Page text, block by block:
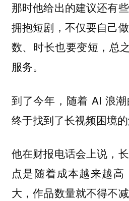
那时他给出的建议还有
拥抱短剧，不仅要自己
数、时长也要变短，总
服务。
到了今年，随着 AI 浪
终于找到了长视频困境的
他在财报电话会上说，
点是随着成本越来越
大，作品数量就不得不